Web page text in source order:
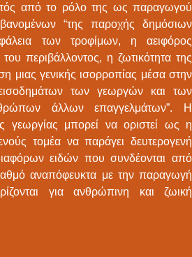
από το ρόλο της ως παραγωγού
“της παροχής δημόσιων
των τροφίμων, η αειφόρος
περιβάλλοντος, η ζωτικότητα της
μιας γενικής ισορροπίας μέσα στην
των γεωργών και των
άλλων επαγγελμάτων”. Η
γεωργίας μπορεί να οριστεί ως η
τομέα να παράγει δευτερογενή
ειδών που συνδέονται από
αναπόφευκτα με την παραγωγή
για ανθρώπινη και ζωική